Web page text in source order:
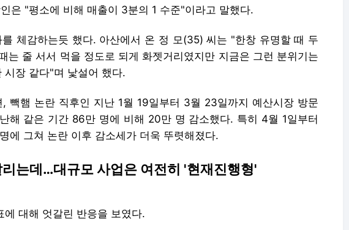
은 "평소에 비해 매출이 3분의 1 수준"이라고 말했다.
체감하는듯 했다. 아산에서 온 정 모(35) 씨는 "한창 유명할 때 두
는 줄 서서 먹을 정도로 되게 화젯거리였지만 지금은 그런 분위기는
시장 같다"며 낯설어 했다.
, 빽햄 논란 직후인 지난 1월 19일부터 3월 23일까지 예산시장 방문
해 같은 기간 86만 명에 비해 20만 명 감소했다. 특히 4월 1일부터
에 그쳐 논란 이후 감소세가 더욱 뚜렷해졌다.
는데…대규모 사업은 여전히 '현재진행형'
에 대해 엇갈린 반응을 보였다.